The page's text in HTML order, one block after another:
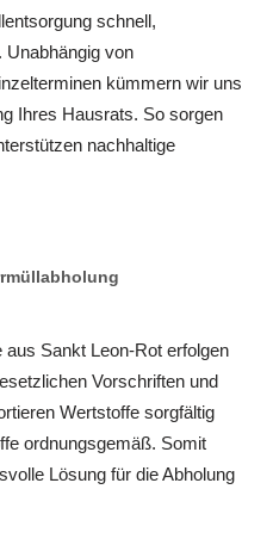
schnell,
Unabhängig von
kümmern wir uns
Ihres Hausrats. So sorgen
nachhaltige
Sankt Leon-Rot erfolgen
Vorschriften und
Wertstoffe sorgfältig
ordnungsgemäß. Somit
Lösung für die Abholung